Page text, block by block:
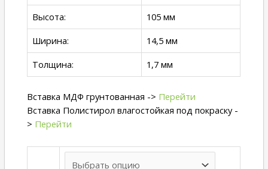
Высота:
105 мм
Ширина:
14,5 мм
Толщина:
1,7 мм
Вставка МДФ грунтованная -> Перейти
Вставка Полистирол влагостойкая под покраску -
> Перейти